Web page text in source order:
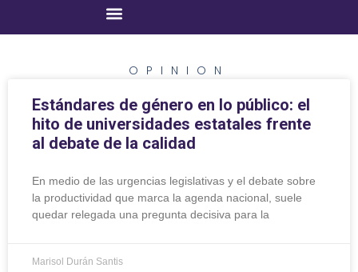
OPINION
Estándares de género en lo público: el
hito de universidades estatales frente
al debate de la calidad
En medio de las urgencias legislativas y el debate sobre
la productividad que marca la agenda nacional, suele
quedar relegada una pregunta decisiva para la
Marisol Durán Santis